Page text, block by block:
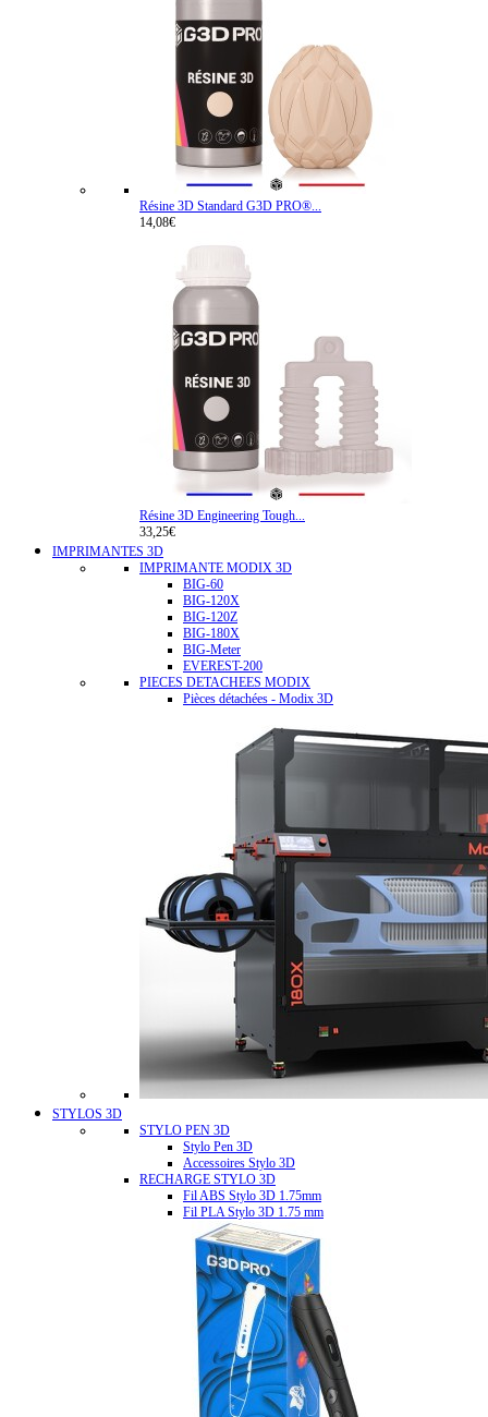
Résine 3D Standard G3D PRO®...
14,08€
Résine 3D Engineering Tough...
33,25€
IMPRIMANTES 3D
IMPRIMANTE MODIX 3D
BIG-60
BIG-120X
BIG-120Z
BIG-180X
BIG-Meter
EVEREST-200
PIECES DETACHEES MODIX
Pièces détachées - Modix 3D
STYLOS 3D
STYLO PEN 3D
Stylo Pen 3D
Accessoires Stylo 3D
RECHARGE STYLO 3D
Fil ABS Stylo 3D 1.75mm
Fil PLA Stylo 3D 1.75 mm